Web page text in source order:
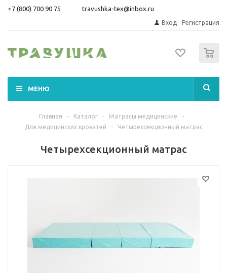
+7 (800) 700 90 75 travushka-tex@inbox.ru
Вход Регистрация
МЕНЮ
Главная - Каталог - Матрасы медицинские
-
Для медицинских кроватей
- Четырехсекционный матрас
Четырехсекционный матрас